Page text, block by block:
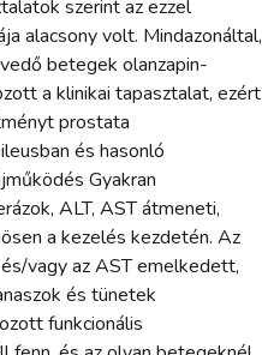
szerint az ezzel
alacsony volt. Mindazonáltal,
betegek olanzapin-
a klinikai tapasztalat, ezért
prostata
és hasonló
Gyakran
ALT, AST átmeneti,
a kezelés kezdetén. Az
vagy az AST emelkedett,
és tünetek
funkcionális